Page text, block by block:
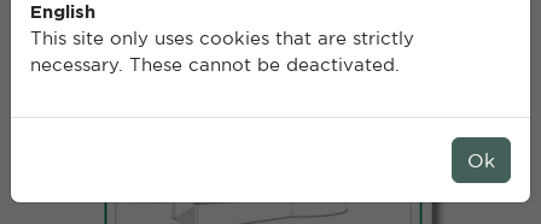
English
This site only uses cookies that are strictly
necessary. These cannot be deactivated.
Ok